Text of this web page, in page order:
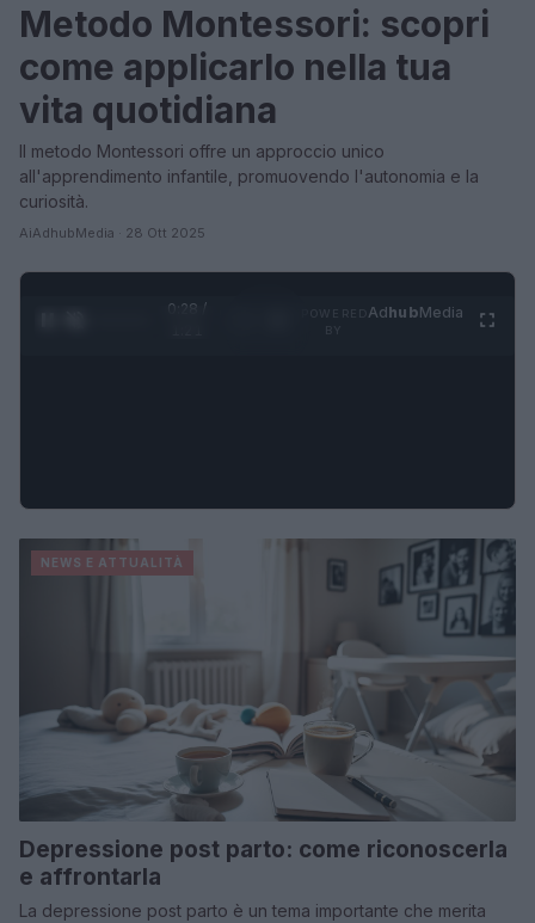
Metodo Montessori: scopri
come applicarlo nella tua
vita quotidiana
Il metodo Montessori offre un approccio unico
all'apprendimento infantile, promuovendo l'autonomia e la
curiosità.
AiAdhubMedia · 28 Ott 2025
0:30 /
AdhubMedia
NEWS E ATTUALITÀ
Depressione post parto: come riconoscerla
e affrontarla
La depressione post parto è un tema importante che merita